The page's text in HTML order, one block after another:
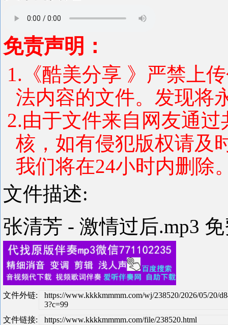
免责声明：
1.《酷美分享 》严禁上
法内容的文件。发现将
2.由于文件来自网友通
核，如有侵犯版权请及
我们将在24小时内删除
文件描述:
张清芳 - 激情过后.mp3
文件外链:
https://www.kkkkmmmm.com/wj/238520/2026/05/20/
3?c=99
文件链接:
https://www.kkkkmmmm.com/file/238520.html